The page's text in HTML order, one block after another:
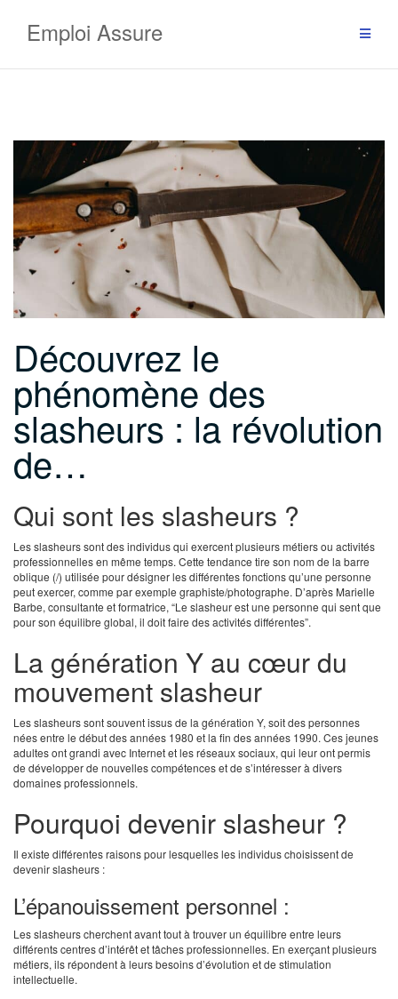
contenuEmploi Assure
Découvrez le
phénomène des
slasheurs : la révolution
de…
Qui sont les slasheurs ?
Les slasheurs sont des individus qui exercent plusieurs métiers ou activités
professionnelles en même temps. Cette tendance tire son nom de la barre
oblique (/) utilisée pour désigner les différentes fonctions qu’une personne
peut exercer, comme par exemple graphiste/photographe. D’après Marielle
Barbe, consultante et formatrice, “Le slasheur est une personne qui sent que
pour son équilibre global, il doit faire des activités différentes”.
La génération Y au cœur du
mouvement slasheur
Les slasheurs sont souvent issus de la génération Y, soit des personnes
nées entre le début des années 1980 et la fin des années 1990. Ces jeunes
adultes ont grandi avec Internet et les réseaux sociaux, qui leur ont permis
de développer de nouvelles compétences et de s’intéresser à divers
domaines professionnels.
Pourquoi devenir slasheur ?
Il existe différentes raisons pour lesquelles les individus choisissent de
devenir slasheurs :
L’épanouissement personnel :
Les slasheurs cherchent avant tout à trouver un équilibre entre leurs
différents centres d’intérêt et tâches professionnelles. En exerçant plusieurs
métiers, ils répondent à leurs besoins d’évolution et de stimulation
intellectuelle.